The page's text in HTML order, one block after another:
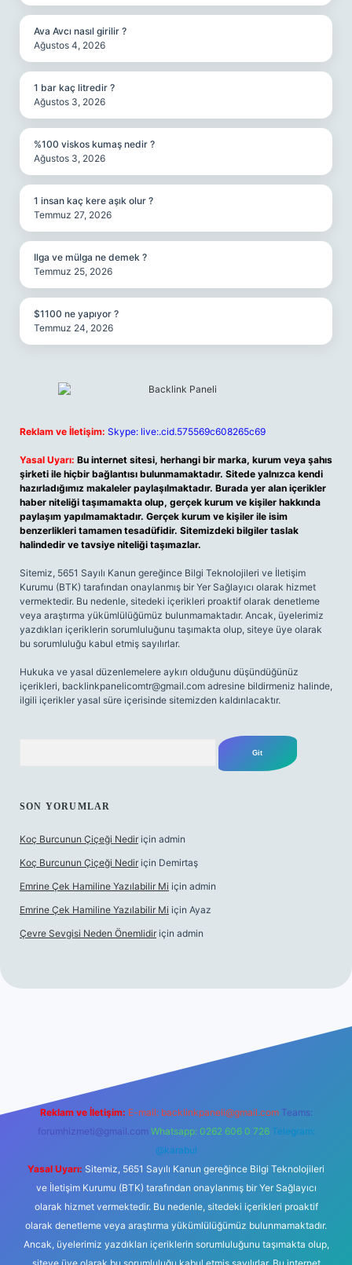
Ava Avcı nasıl girilir ?
Ağustos 4, 2026
1 bar kaç litredir ?
Ağustos 3, 2026
%100 viskos kumaş nedir ?
Ağustos 3, 2026
1 insan kaç kere aşık olur ?
Temmuz 27, 2026
Ilga ve mülga ne demek ?
Temmuz 25, 2026
$1100 ne yapıyor ?
Temmuz 24, 2026
Reklam ve İletişim: Skype: live:.cid.575569c608265c69
Yasal Uyarı: Bu internet sitesi, herhangi bir marka, kurum veya şahıs
şirketi ile hiçbir bağlantısı bulunmamaktadır. Sitede yalnızca kendi
hazırladığımız makaleler paylaşılmaktadır. Burada yer alan içerikler
haber niteliği taşımamakta olup, gerçek kurum ve kişiler hakkında
paylaşım yapılmamaktadır. Gerçek kurum ve kişiler ile isim
benzerlikleri tamamen tesadüfidir. Sitemizdeki bilgiler taslak
halindedir ve tavsiye niteliği taşımazlar.
Sitemiz, 5651 Sayılı Kanun gereğince Bilgi Teknolojileri ve İletişim
Kurumu (BTK) tarafından onaylanmış bir Yer Sağlayıcı olarak hizmet
vermektedir. Bu nedenle, sitedeki içerikleri proaktif olarak denetleme
veya araştırma yükümlülüğümüz bulunmamaktadır. Ancak, üyelerimiz
yazdıkları içeriklerin sorumluluğunu taşımakta olup, siteye üye olarak
bu sorumluluğu kabul etmiş sayılırlar.
Hukuka ve yasal düzenlemelere aykırı olduğunu düşündüğünüz
içerikleri, backlinkpanelicomtr@gmail.com adresine bildirmeniz halinde,
ilgili içerikler yasal süre içerisinde sitemizden kaldırılacaktır.
SON YORUMLAR
Koç Burcunun Çiçeği Nedir için admin
Koç Burcunun Çiçeği Nedir için Demirtaş
Emrine Çek Hamiline Yazılabilir Mi için admin
Emrine Çek Hamiline Yazılabilir Mi için Ayaz
Çevre Sevgisi Neden Önemlidir için admin
Reklam ve İletişim: E-mail: backlinkpaneli@gmail.com Teams:
forumhizmeti@gmail.com Whatsapp: 0262 606 0 726 Telegram:
@karabul
Yasal Uyarı: Sitemiz, 5651 Sayılı Kanun gereğince Bilgi Teknolojileri
ve İletişim Kurumu (BTK) tarafından onaylanmış bir Yer Sağlayıcı
olarak hizmet vermektedir. Bu nedenle, sitedeki içerikleri proaktif
olarak denetleme veya araştırma yükümlülüğümüz bulunmamaktadır.
Ancak, üyelerimiz yazdıkları içeriklerin sorumluluğunu taşımakta olup,